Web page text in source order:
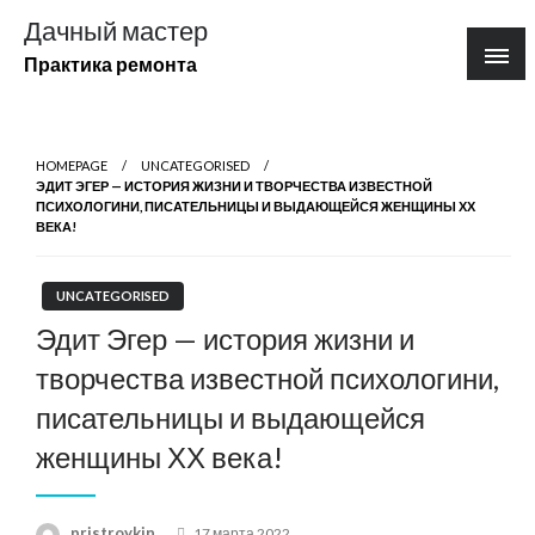
содержимому
Дачный мастер
Практика ремонта
HOMEPAGE
UNCATEGORISED
ЭДИТ ЭГЕР — ИСТОРИЯ ЖИЗНИ И ТВОРЧЕСТВА ИЗВЕСТНОЙ
ПСИХОЛОГИНИ, ПИСАТЕЛЬНИЦЫ И ВЫДАЮЩЕЙСЯ ЖЕНЩИНЫ ХХ
ВЕКА!
UNCATEGORISED
Эдит Эгер — история жизни и
творчества известной психологини,
писательницы и выдающейся
женщины ХХ века!
Posted